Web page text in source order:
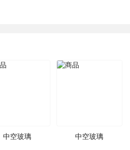
中空玻璃 中空玻璃